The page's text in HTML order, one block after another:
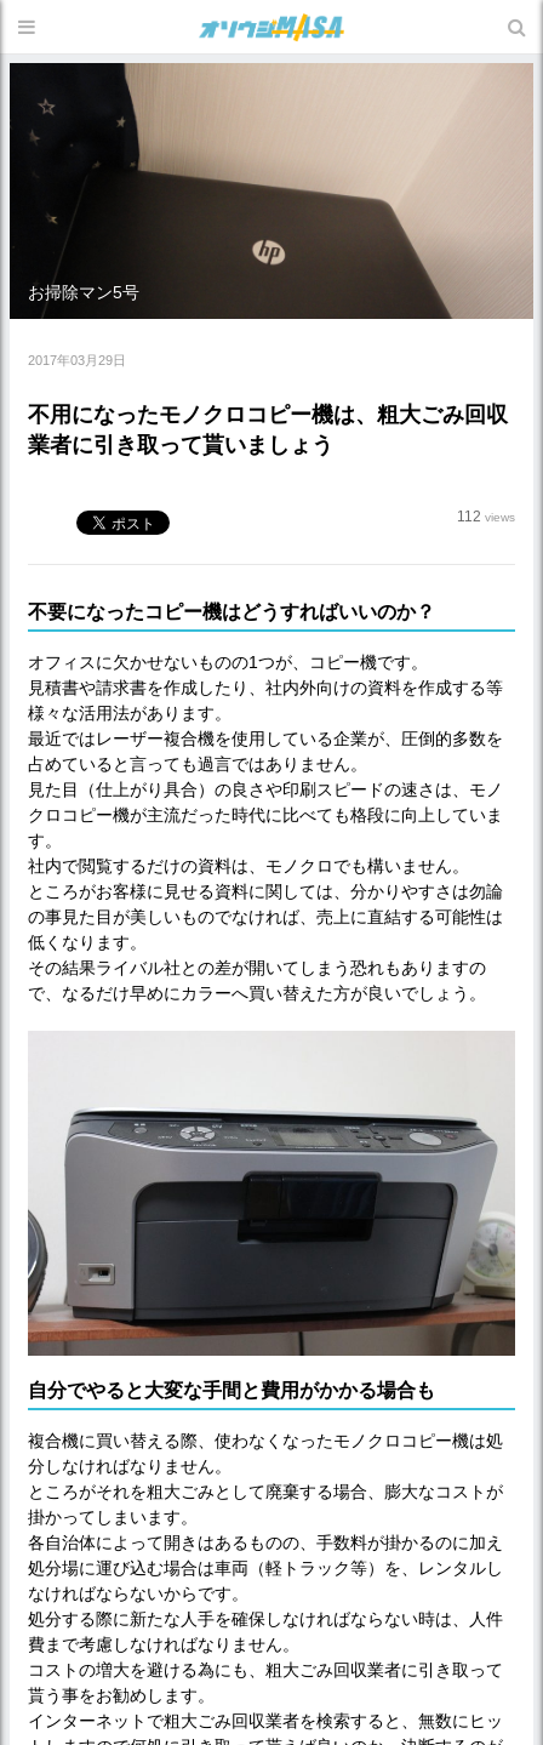
お掃除マン5号
2017年03月29日
不用になったモノクロコピー機は、粗大ごみ回収
業者に引き取って貰いましょう
112 views
不要になったコピー機はどうすればいいのか？
オフィスに欠かせないものの1つが、コピー機です。
見積書や請求書を作成したり、社内外向けの資料を作成する等
様々な活用法があります。
最近ではレーザー複合機を使用している企業が、圧倒的多数を
占めていると言っても過言ではありません。
見た目（仕上がり具合）の良さや印刷スピードの速さは、モノ
クロコピー機が主流だった時代に比べても格段に向上していま
す。
社内で閲覧するだけの資料は、モノクロでも構いません。
ところがお客様に見せる資料に関しては、分かりやすさは勿論
の事見た目が美しいものでなければ、売上に直結する可能性は
低くなります。
その結果ライバル社との差が開いてしまう恐れもありますの
で、なるだけ早めにカラーへ買い替えた方が良いでしょう。
自分でやると大変な手間と費用がかかる場合も
複合機に買い替える際、使わなくなったモノクロコピー機は処
分しなければなりません。
ところがそれを粗大ごみとして廃棄する場合、膨大なコストが
掛かってしまいます。
各自治体によって開きはあるものの、手数料が掛かるのに加え
処分場に運び込む場合は車両（軽トラック等）を、レンタルし
なければならないからです。
処分する際に新たな人手を確保しなければならない時は、人件
費まで考慮しなければなりません。
コストの増大を避ける為にも、粗大ごみ回収業者に引き取って
貰う事をお勧めします。
インターネットで粗大ごみ回収業者を検索すると、無数にヒッ